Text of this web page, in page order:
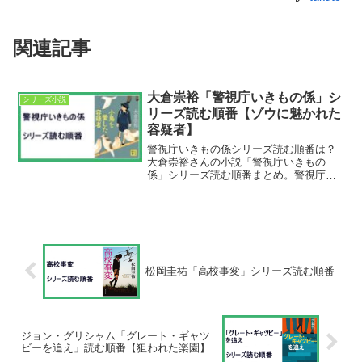
関連記事
シリーズ小説
大倉崇裕「警視庁いきもの係」シ
リーズ読む順番【ゾウに魅かれた
容疑者】
警視庁いきもの係シリーズ読む順番は？
大倉崇裕さんの小説「警視庁いきもの
係」シリーズ読む順番まとめ。警視庁い
松岡圭祐「高校事変」シリーズ読む順番
ジョン・グリシャム「グレート・ギャツ
ビーを追え」読む順番【狙われた楽園】